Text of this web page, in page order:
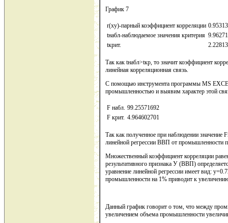
График 7
r(ху)-парный коэффициент корреляции
tнабл-наблюдаемое значения критерия
tкрит.
Так как tнабл>tкр, то значит коэффициент
линейная корреляционная связь.
С помощью инструмента программы MS
промышленностью и выявим характер этой
F набл. 99.25571692
F крит. 4.964602701
Так как полученное при наблюдении значение
линейной регрессии ВВП от промышленности
Множественный коэффициент корреляции
результативного признака У (ВВП)
уравнение линейной регрессии имеет вид:
промышленности на 1% приводит к
Данный график говорит о том, что между
увеличением объема промышленности